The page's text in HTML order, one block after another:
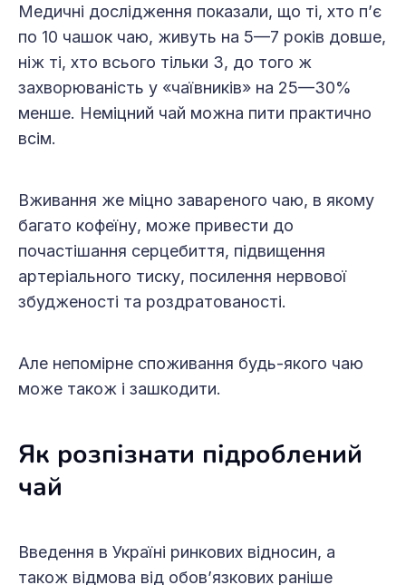
Медичні дослідження показали, що ті, хто п’є
по 10 чашок чаю, живуть на 5—7 років довше,
ніж ті, хто всього тільки 3, до того ж
захворюваність у «чаївників» на 25—30%
менше. Неміцний чай можна пити практично
всім.
Вживання же міцно завареного чаю, в якому
багато кофеїну, може привести до
почастішання серцебиття, підвищення
артеріального тиску, посилення нервової
збудженості та роздратованості.
Але непомірне споживання будь-якого чаю
може також і зашкодити.
Як розпізнати підроблений
чай
Введення в Україні ринкових відносин, а
також відмова від обов’язкових раніше